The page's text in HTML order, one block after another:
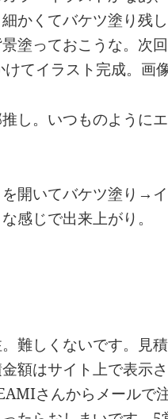
かくてバケツ塗り残
塗っておこうな。次
てイラスト完成。画
し。いつものように
を開いてバケツ塗り→
感じで出来上がり。
難しくないです。見
額はサイト上で表示
さんからメールで